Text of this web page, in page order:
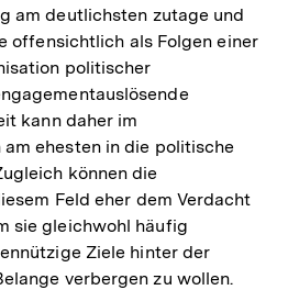
am deutlichsten zutage und
offensichtlich als Folgen einer
politischer
kann daher im
ehesten in die politische
können die
Feld eher dem Verdacht
sie gleichwohl häufig
Ziele hinter der
verbergen zu wollen.